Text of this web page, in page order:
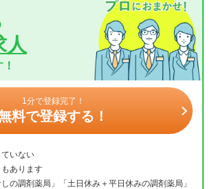
人
1分で登録完了！
料で登録する！
いない
あります
しの調剤薬局」「土日休み＋平日休みの調剤薬局」